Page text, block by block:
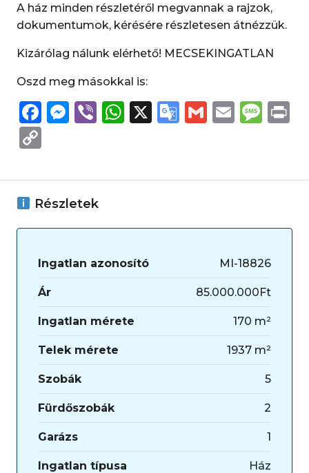
A ház minden részletéről megvannak a rajzok,
dokumentumok, kérésére részletesen átnézzük.
Kizárólag nálunk elérhető! MECSEKINGATLAN
Oszd meg másokkal is:
Facebook
Messenger
ViberWhatsApp
X
Google
Gmail
Email
Részletek
Ingatlan azonosító MI-18826
Ár 85.000.000Ft
Ingatlan mérete 170 m²
Telek mérete 1937 m²
Szobák 5
Fürdőszobák 2
Garázs 1
Ingatlan típusa Ház